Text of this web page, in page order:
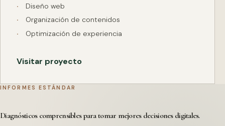
Diseño web
Organización de contenidos
Optimización de experiencia
Visitar proyecto
INFORMES ESTÁNDAR
Diagnósticos comprensibles para tomar mejores decisiones digitales.